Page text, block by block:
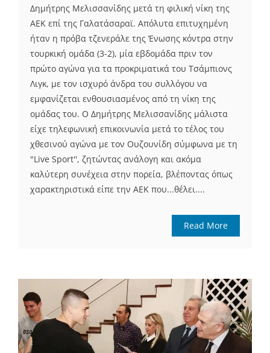
Δημήτρης Μελισσανίδης μετά τη φιλική νίκη της
ΑΕΚ επί της Γαλατάσαραϊ. Απόλυτα επιτυχημένη
ήταν η πρόβα τζενεράλε της Ένωσης κόντρα στην
τουρκική ομάδα (3-2), μία εβδομάδα πριν τον
πρώτο αγώνα για τα προκριματικά του Τσάμπιονς
Λιγκ, με τον ισχυρό άνδρα του συλλόγου να
εμφανίζεται ενθουσιασμένος από τη νίκη της
ομάδας του. Ο Δημήτρης Μελισσανίδης μάλιστα
είχε τηλεφωνική επικοινωνία μετά το τέλος του
χθεσινού αγώνα με τον Ουζουνίδη σύμφωνα με τη
"Live Sport'', ζητώντας ανάλογη και ακόμα
καλύτερη συνέχεια στην πορεία, βλέποντας όπως
χαρακτηριστικά είπε την ΑΕΚ που...θέλει....
Read More